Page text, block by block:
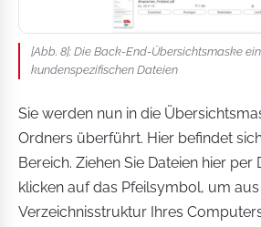
[Abb. 8]: Die Back-End-Übersichtsmaske
kundenspezifischen Dateien
Sie werden nun in die
Ordners überführt. Hier befindet
Bereich. Ziehen Sie Dateien hier per
klicken auf das Pfeilsymbol, um
Verzeichnisstruktur Ihres